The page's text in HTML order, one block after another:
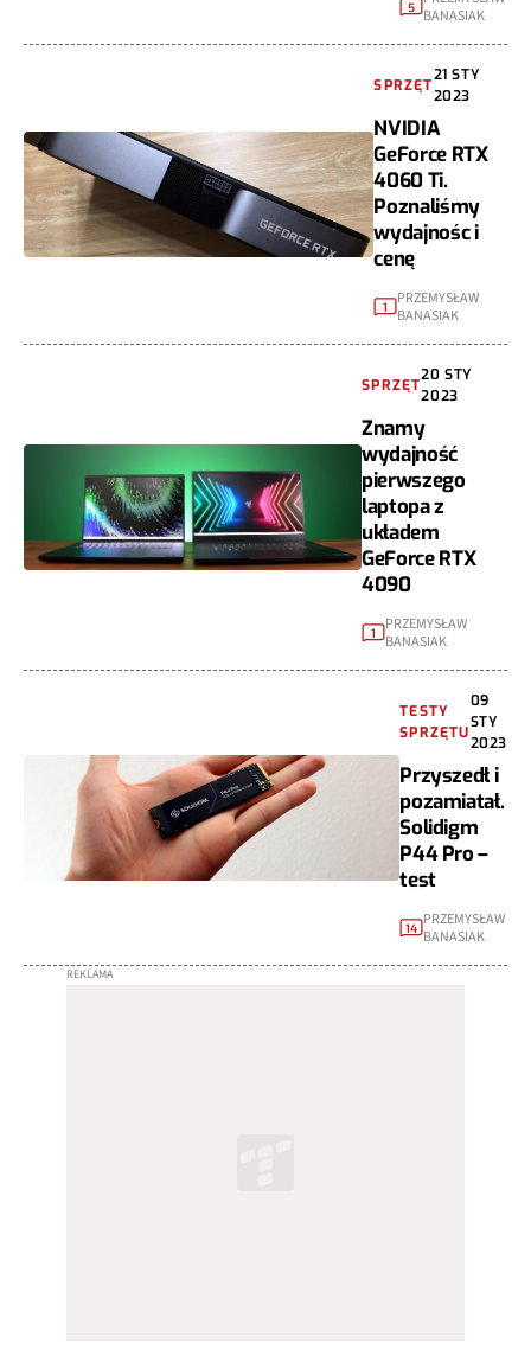
5 BANASIAK
SPRZĘT
21 STY
2023
NVIDIA
GeForce RTX
4060 Ti.
Poznaliśmy
wydajnośc i
cenę
1
PRZEMYSŁAW
BANASIAK
SPRZĘT
20 STY
2023
Znamy
wydajność
pierwszego
laptopa z
układem
GeForce RTX
4090
1
PRZEMYSŁAW
BANASIAK
TESTY
SPRZĘTU
09
STY
2023
Przyszedł i
pozamiatał.
Solidigm
P44 Pro –
test
14 PRZEMYSŁAW
BANASIAK